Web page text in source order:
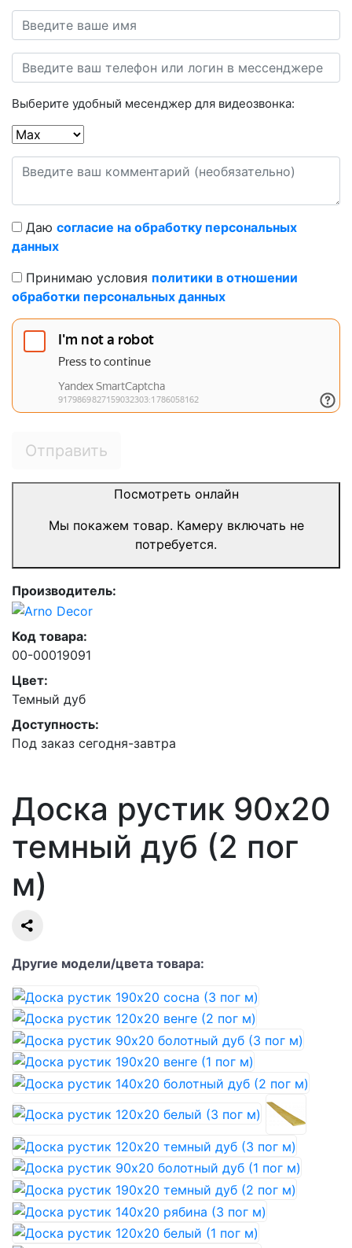
Выберите удобный месенджер для видеозвонка:
Даю согласие на обработку персональных
данных
Принимаю условия политики в отношении
обработки персональных данных
Отправить
Посмотреть онлайн
Мы покажем товар. Камеру включать не
потребуется.
Производитель:
Код товара:
00-00019091
Цвет:
Темный дуб
Доступность:
Под заказ сегодня-завтра
Доска рустик 90х20
темный дуб (2 пог
м)
Другие модели/цвета товара: